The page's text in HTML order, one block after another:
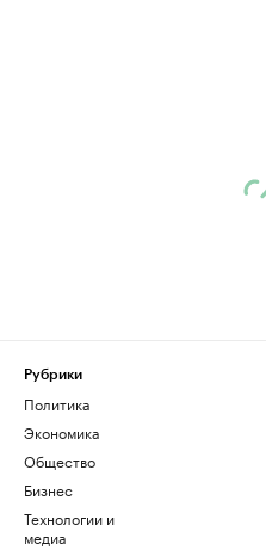
Рубрики
Политика
Экономика
Общество
Бизнес
Технологии и
медиа